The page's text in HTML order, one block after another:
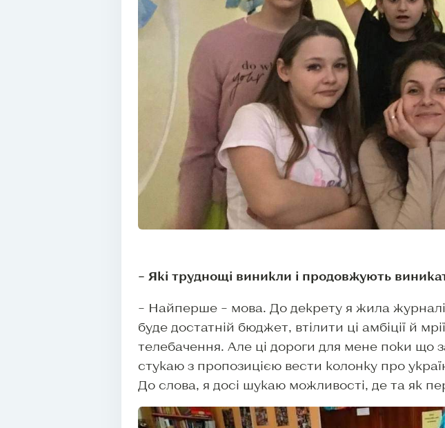
– Які труднощі виникли і продовжують
– Найперше – мова. До декрету я жила
буде достатній бюджет, втілити ці амбіції й
телебачення. Але ці дороги для мене поки що
стукаю з пропозицією вести колонку про
До слова, я досі шукаю можливості, де та як